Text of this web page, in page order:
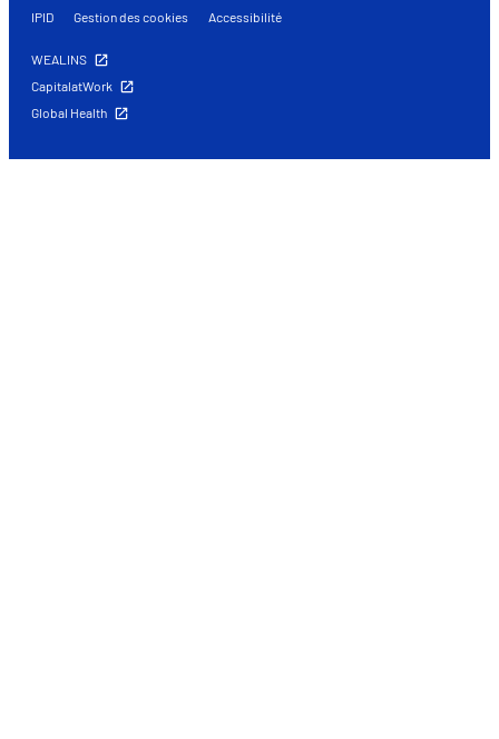
IPID
Gestion des cookies Accessibilité
WEALINS
CapitalatWork
Global Health